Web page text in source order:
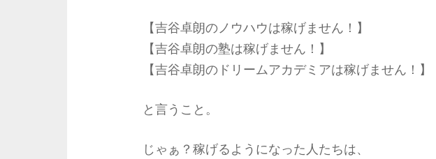
【吉谷卓朗のノウハウは稼げません！】
【吉谷卓朗の塾は稼げません！】
【吉谷卓朗のドリームアカデミアは稼げません！】
と言うこと。
じゃぁ？稼げるようになった人たちは、